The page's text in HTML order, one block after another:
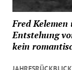
Fred
Entstehung
kein